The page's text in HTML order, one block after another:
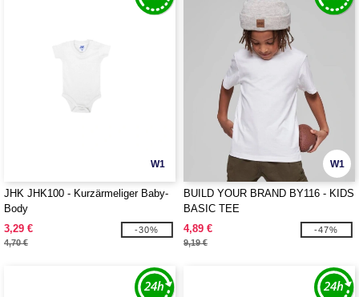
W1
JHK JHK100 - Kurzärmeliger Baby-
Body
3,29 €
4,70 €
-30%
W1
BUILD YOUR BRAND BY116 - KIDS
BASIC TEE
4,89 €
9,19 €
-47%